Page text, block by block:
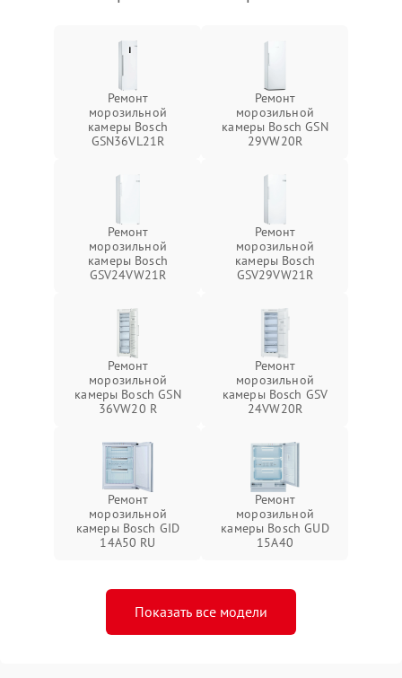
Ремонт
морозильной
камеры Bosch
GSN36VL21R
Ремонт
морозильной
камеры Bosch GSN
29VW20R
Ремонт
морозильной
камеры Bosch
GSV24VW21R
Ремонт
морозильной
камеры Bosch
GSV29VW21R
Ремонт
морозильной
камеры Bosch GSN
36VW20 R
Ремонт
морозильной
камеры Bosch GSV
24VW20R
Ремонт
морозильной
камеры Bosch GID
14A50 RU
Ремонт
морозильной
камеры Bosch GUD
15A40
Показать все модели